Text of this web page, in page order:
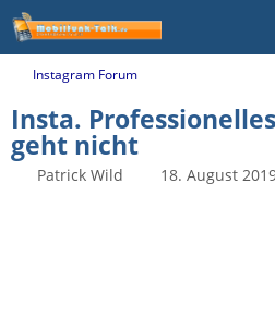
Instagram Forum
Insta.
geht nicht
Patrick Wild 18. August